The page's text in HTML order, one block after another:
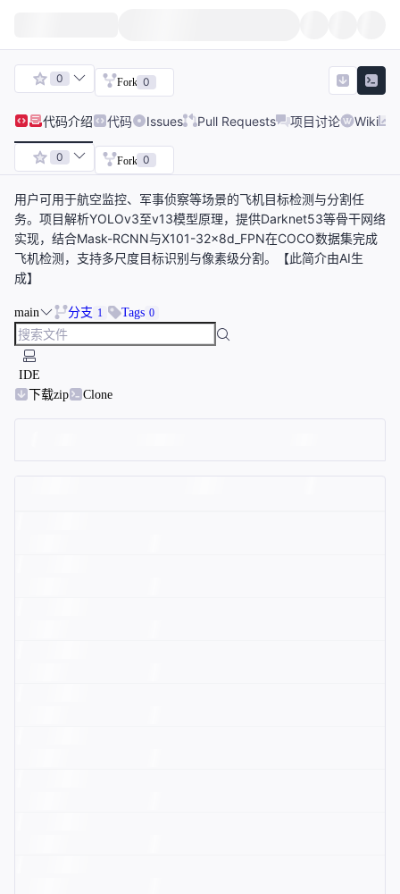
0 Fork 0
代码介绍 代码 Issues Pull Requests 项目讨论 Wiki
0 Fork 0
用户可用于航空监控、军事侦察等场景的飞机目标检测与分割任
务。项目解析YOLOv3至v13模型原理，提供Darknet53等骨干网络
实现，结合Mask-RCNN与X101-32x8d_FPN在COCO数据集完成
飞机检测，支持多尺度目标识别与像素级分割。【此简介由AI生
成】
main 分支 1 Tags 0
IDE
下载zip
Clone